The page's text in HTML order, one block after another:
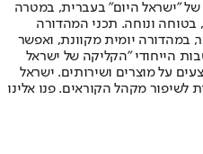
של "ישראל היום" בעברית, במטרה
בטוחה ונוחה. תכני המהדורה
במהדורה יומית מקוונת, ואפשר
הייחודי "הקליקה של ישראל
על מוצרים ושירותים. ישראל
לשיפור מקהל הקוראים. פנו אלינו